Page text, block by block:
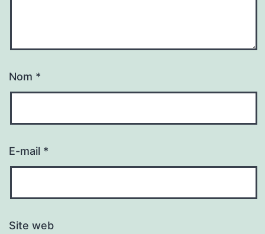
Nom *
E-mail *
Site web